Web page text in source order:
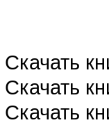
Скачать
Скачать
Скачать